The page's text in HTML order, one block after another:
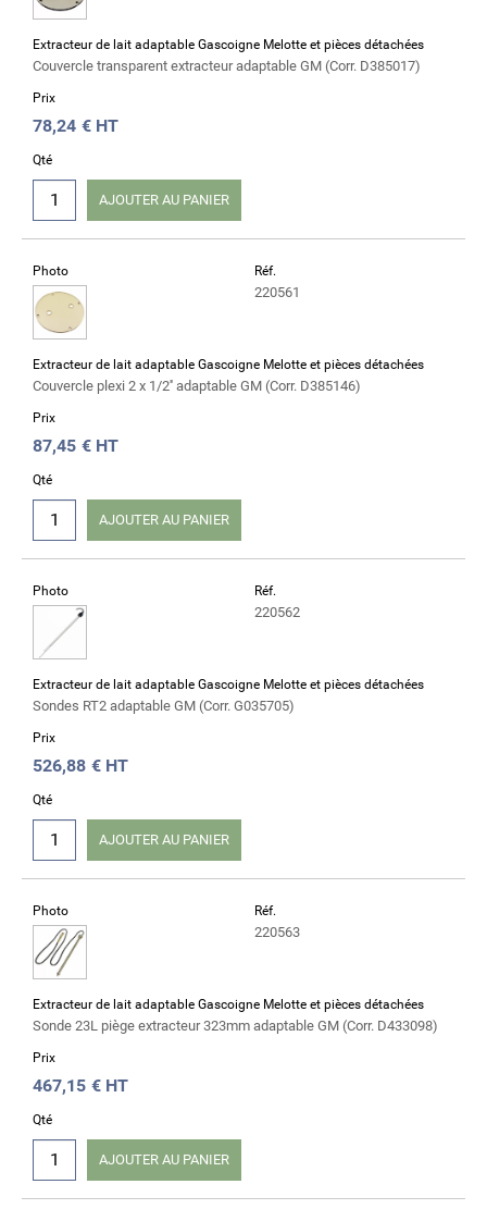
Extracteur de lait adaptable Gascoigne Melotte et pièces détachées
Couvercle transparent extracteur adaptable GM (Corr. D385017)
Prix
78,24 € HT
Qté
AJOUTER AU PANIER
Réf.
220561
Photo
Extracteur de lait adaptable Gascoigne Melotte et pièces détachées
Couvercle plexi 2 x 1/2'' adaptable GM (Corr. D385146)
Prix
87,45 € HT
Qté
AJOUTER AU PANIER
Réf.
220562
Photo
Extracteur de lait adaptable Gascoigne Melotte et pièces détachées
Sondes RT2 adaptable GM (Corr. G035705)
Prix
526,88 € HT
Qté
AJOUTER AU PANIER
Réf.
220563
Photo
Extracteur de lait adaptable Gascoigne Melotte et pièces détachées
Sonde 23L piège extracteur 323mm adaptable GM (Corr. D433098)
Prix
467,15 € HT
Qté
AJOUTER AU PANIER